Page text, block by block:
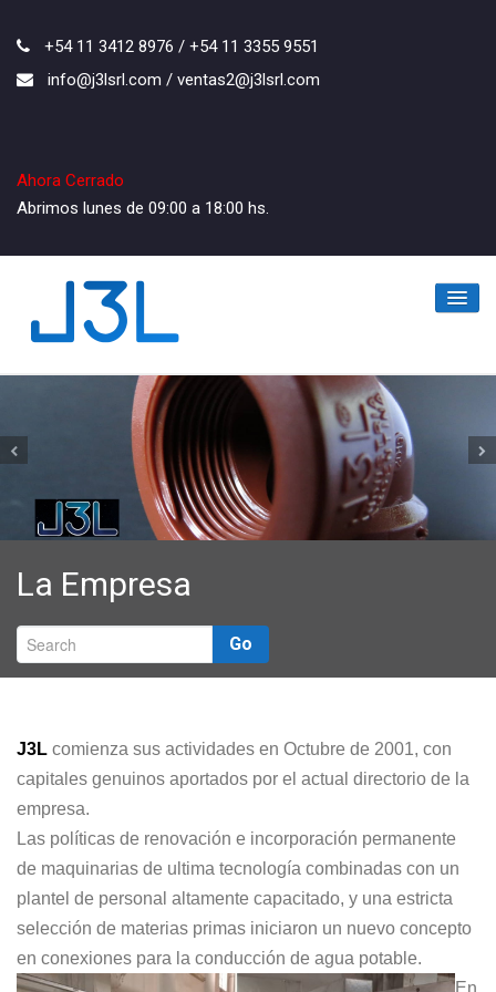
+54 11 3412 8976 / +54 11 3355 9551
info@j3lsrl.com / ventas2@j3lsrl.com
Ahora Cerrado
Abrimos lunes de 09:00 a 18:00 hs.
Inicio
La Empresa
Los Productos
Catálogo
En Contacto
La Empresa
Go
J3L comienza sus actividades en Octubre de 2001, con
capitales genuinos aportados por el actual directorio de la
empresa.
Las políticas de renovación e incorporación permanente
de maquinarias de ultima tecnología combinadas con un
plantel de personal altamente capacitado, y una estricta
selección de materias primas iniciaron un nuevo concepto
en conexiones para la conducción de agua potable.